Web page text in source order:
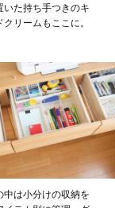
た持ち手つきのキ
リームもここに。
中は小分けの収納を